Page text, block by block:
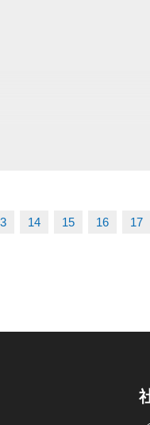
news/pageID/1/
pageID/1/
14 15 16 17